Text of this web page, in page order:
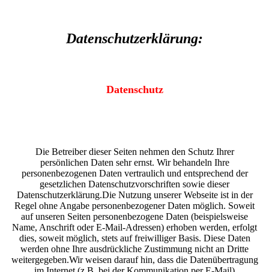
Datenschutzerklärung:
Datenschutz
Die Betreiber dieser Seiten nehmen den Schutz Ihrer
persönlichen Daten sehr ernst. Wir behandeln Ihre
personenbezogenen Daten vertraulich und entsprechend der
gesetzlichen Datenschutzvorschriften sowie dieser
Datenschutzerklärung.Die Nutzung unserer Webseite ist in der
Regel ohne Angabe personenbezogener Daten möglich. Soweit
auf unseren Seiten personenbezogene Daten (beispielsweise
Name, Anschrift oder E-Mail-Adressen) erhoben werden, erfolgt
dies, soweit möglich, stets auf freiwilliger Basis. Diese Daten
werden ohne Ihre ausdrückliche Zustimmung nicht an Dritte
weitergegeben.Wir weisen darauf hin, dass die Datenübertragung